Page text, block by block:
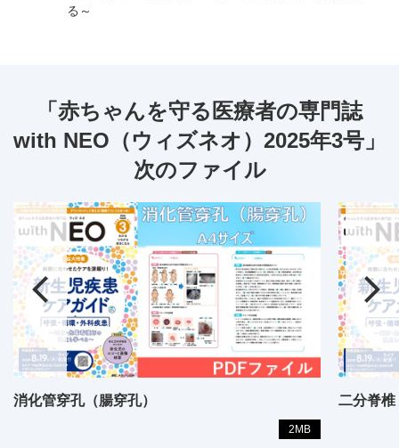
る～
「赤ちゃんを守る医療者の専門誌
with NEO（ウィズネオ）2025年3号」
次のファイル
消化管穿孔（腸穿孔）
2MB
二分脊椎